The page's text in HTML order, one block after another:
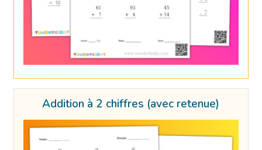
Addition à 2 chiffres (avec retenue)